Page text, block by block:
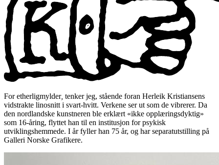
For etherligmylder, tenker jeg, stående foran Herleik Kristiansens
vidstrakte linosnitt i svart-hvitt. Verkene ser ut som de vibrerer. Da
den nordlandske kunstneren ble erklært «ikke opplæringsdyktig»
som 16-åring, flyttet han til en institusjon for psykisk
utviklingshemmede. I år fyller han 75 år, og har separatutstilling på
Galleri Norske Grafikere.